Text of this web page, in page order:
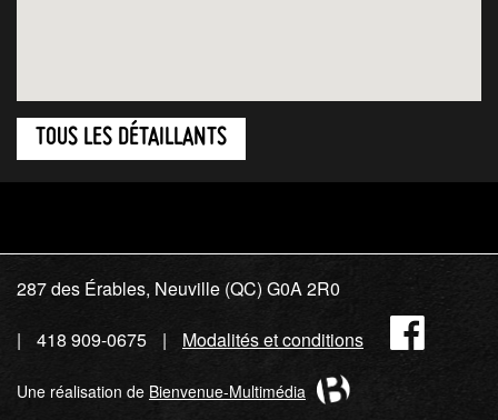
TOUS LES DÉTAILLANTS
287 des Érables, Neuville (QC) G0A 2R0
418 909-0675
Modalités et conditions
Une réalisation de Bienvenue-Multimédia